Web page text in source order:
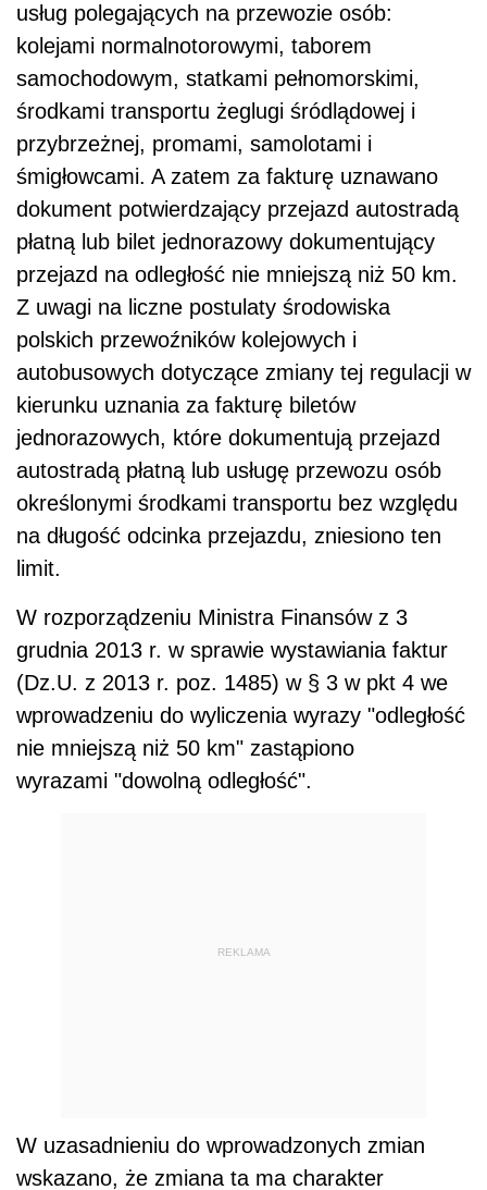
usług polegających na przewozie osób:
kolejami normalnotorowymi, taborem
samochodowym, statkami pełnomorskimi,
środkami transportu żeglugi śródlądowej i
przybrzeżnej, promami, samolotami i
śmigłowcami. A zatem za fakturę uznawano
dokument potwierdzający przejazd autostradą
płatną lub bilet jednorazowy dokumentujący
przejazd na odległość nie mniejszą niż 50 km.
Z uwagi na liczne postulaty środowiska
polskich przewoźników kolejowych i
autobusowych dotyczące zmiany tej regulacji w
kierunku uznania za fakturę biletów
jednorazowych, które dokumentują przejazd
autostradą płatną lub usługę przewozu osób
określonymi środkami transportu bez względu
na długość odcinka przejazdu, zniesiono ten
limit.
W rozporządzeniu Ministra Finansów z 3
grudnia 2013 r. w sprawie wystawiania faktur
(Dz.U. z 2013 r. poz. 1485) w § 3 w pkt 4 we
wprowadzeniu do wyliczenia wyrazy "odległość
nie mniejszą niż 50 km" zastąpiono
wyrazami "dowolną odległość".
REKLAMA
W uzasadnieniu do wprowadzonych zmian
wskazano, że zmiana ta ma charakter